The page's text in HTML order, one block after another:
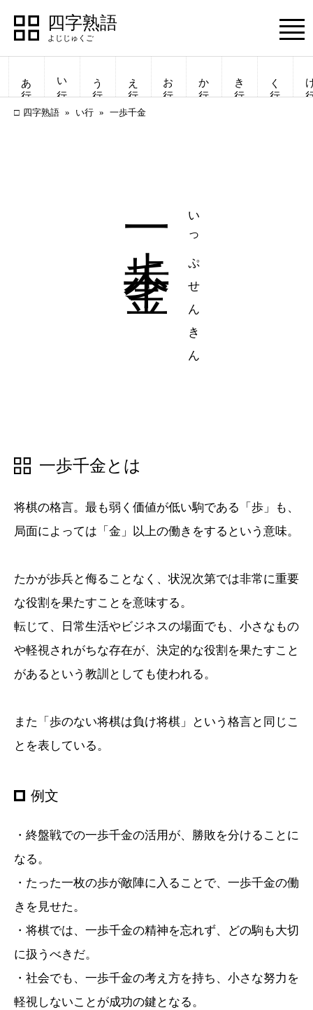
四字熟語
四字熟語
一覧表示
Menu
あ行 い行 う行 え行 お行 か行 き行 く行
四字熟語 い行 一歩千金
いっぷせんきん
一歩千金
一歩千金とは
将棋の格言。最も弱く価値が低い駒である「歩」も、
局面によっては「金」以上の働きをするという意味。
たかが歩兵と侮ることなく、状況次第では非常に重要
な役割を果たすことを意味する。
転じて、日常生活やビジネスの場面でも、小さなもの
や軽視されがちな存在が、決定的な役割を果たすこと
があるという教訓としても使われる。
また「歩のない将棋は負け将棋」という格言と同じこ
とを表している。
例文
・終盤戦での一歩千金の活用が、勝敗を分けることに
なる。
・たった一枚の歩が敵陣に入ることで、一歩千金の働
きを見せた。
・将棋では、一歩千金の精神を忘れず、どの駒も大切
に扱うべきだ。
・社会でも、一歩千金の考え方を持ち、小さな努力を
軽視しないことが成功の鍵となる。
四字熟語
一覧表示